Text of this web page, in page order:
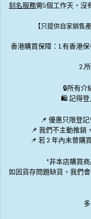
刻名服務需5個工作天，沒
【只提供自家銷售
香港購買保障：1.有香港
2.
🔒所有介
🛍️ 記得登
📌 優惠只限登記
📌 我們不主動推銷
📌 若 2 年內未曾購
*非本店購買
如因貨存問題缺貨，我們